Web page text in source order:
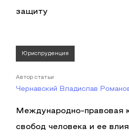
защиту
Юриспруденция
Автор статьи
Чернавский Владислав
Международно-правовая
свобод человека и ее